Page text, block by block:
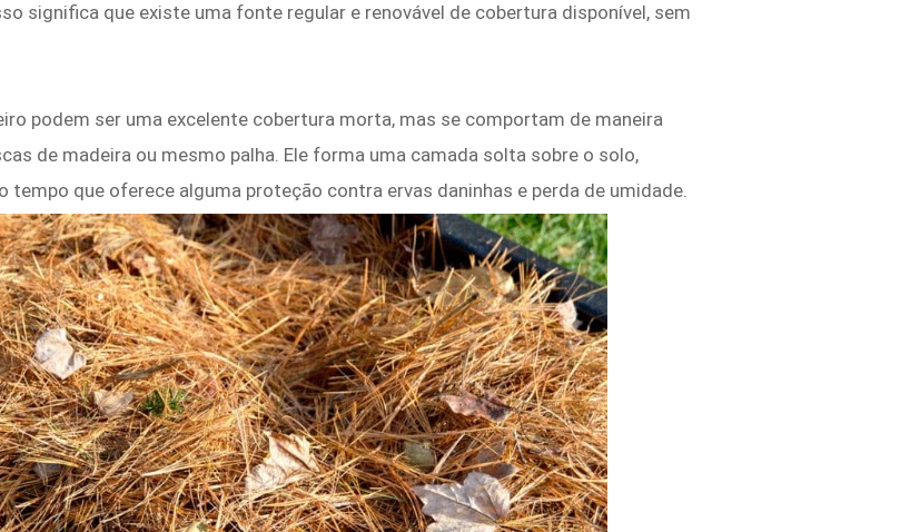
significa que existe uma fonte regular e renovável de cobertura disponível, sem
podem ser uma excelente cobertura morta, mas se comportam de maneira
de madeira ou mesmo palha. Ele forma uma camada solta sobre o solo,
tempo que oferece alguma proteção contra ervas daninhas e perda de umidade.